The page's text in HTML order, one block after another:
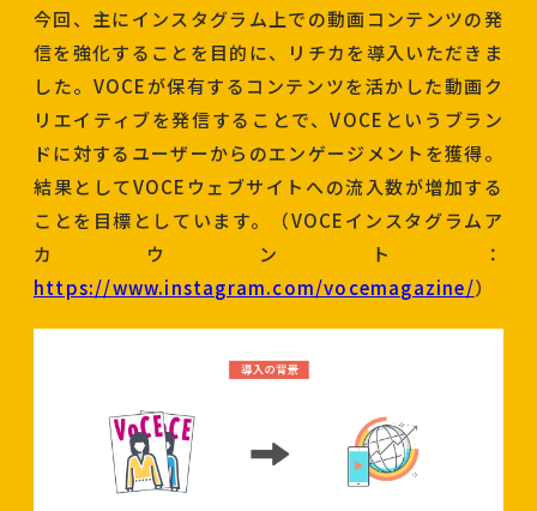
今回、主にインスタグラム上での動画コンテンツの発
信を強化することを目的に、リチカを導入いただきま
した。VOCEが保有するコンテンツを活かした動画ク
リエイティブを発信することで、VOCEというブラン
ドに対するユーザーからのエンゲージメントを獲得。
結果としてVOCEウェブサイトへの流入数が増加する
ことを目標としています。（VOCEインスタグラムア
カウント：
https://www.instagram.com/vocemagazine/）